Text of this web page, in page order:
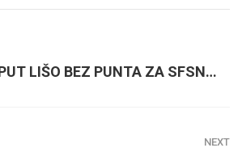
LIŠO BEZ PUNTA ZA SFSN…
NEXT